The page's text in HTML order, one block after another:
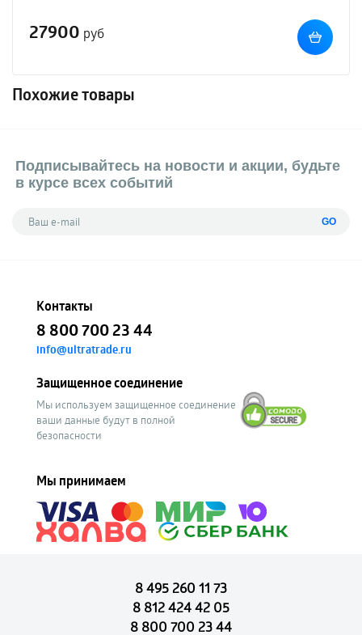
27900 руб
Похожие товары
Подписывайтесь на новости и акции, будьте
в курсе всех событий
GO
Контакты
8 800 700 23 44
info@ultratrade.ru
Защищенное соединение
Мы используем защищенное соединение
ваши данные будут в полной
безопасности
Мы принимаем
8 495 260 11 73
8 812 424 42 05
8 800 700 23 44